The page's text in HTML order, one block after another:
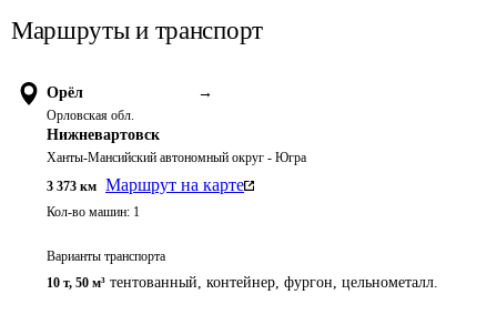
Маршруты и транспорт
Орёл →
Орловская обл.
Нижневартовск
Ханты-Мансийский автономный округ - Югра
3 373 км Маршрут на карте
Кол-во машин: 1
Варианты транспорта
10 т, 50 м³ тентованный, контейнер, фургон, цельнометалл.